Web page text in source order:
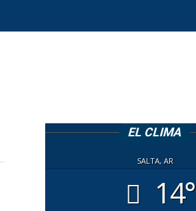
EL CLIMA
SALTA, AR
14°